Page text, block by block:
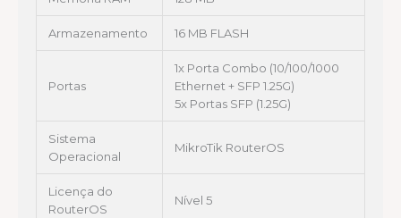
Armazenamento 16 MB FLASH
Portas
1x Porta Combo (10/100/1000
Ethernet + SFP 1.25G)
5x Portas SFP (1.25G)
Sistema
Operacional
MikroTik RouterOS
Licença do
RouterOS
Nível 5